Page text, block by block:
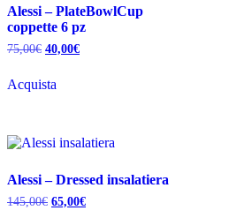
Alessi – PlateBowlCup
coppette 6 pz
75,00€ 40,00€
Acquista
Alessi – Dressed insalatiera
145,00€ 65,00€